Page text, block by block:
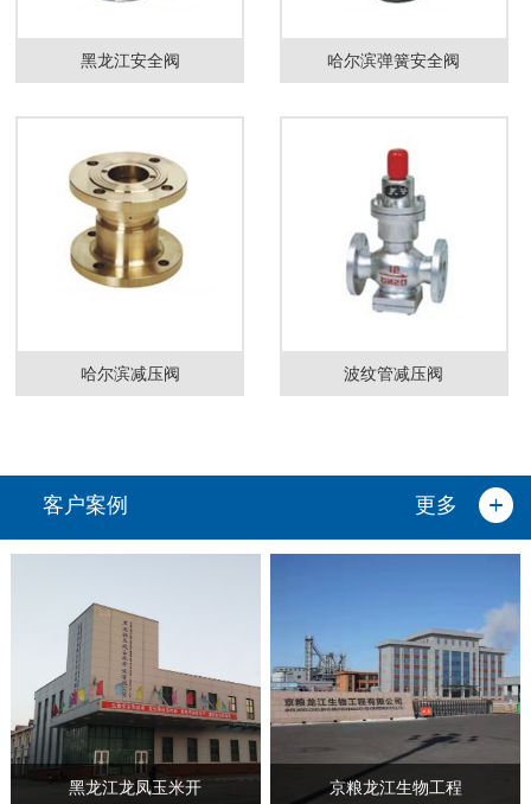
黑龙江安全阀 哈尔滨弹簧安全阀
哈尔滨减压阀 波纹管减压阀
客户案例 更多
黑龙江龙凤玉米开 京粮龙江生物工程